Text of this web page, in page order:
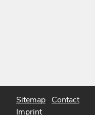
Sitemap Contact
Imprint